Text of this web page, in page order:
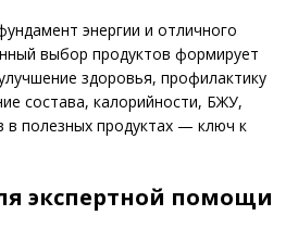
энергии и отличного
выбор продуктов формирует
здоровья, профилактику
состава, калорийности, БЖУ,
в полезных продуктах — ключ к
экспертной помощи